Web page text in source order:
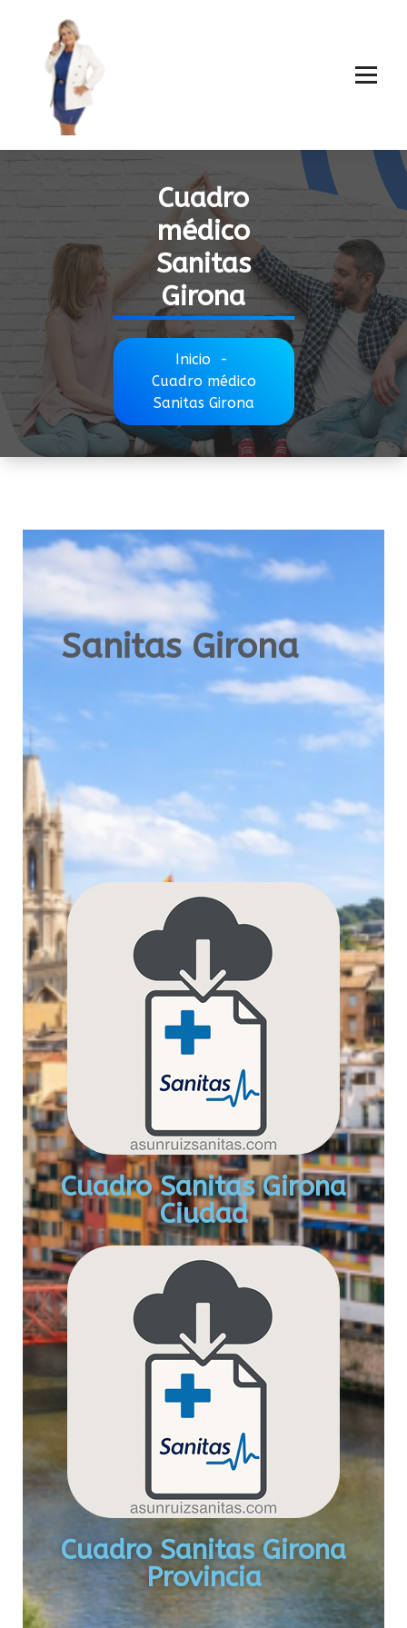
Cuadro
médico
Sanitas
Girona
Inicio-
Cuadro médico
Sanitas Girona
Sanitas Girona
Cuadro Sanitas Girona
Ciudad
Cuadro Sanitas Girona
Provincia